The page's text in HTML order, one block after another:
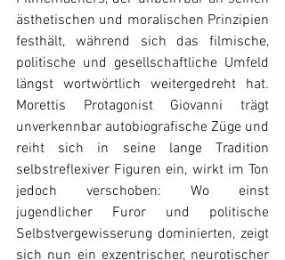
ästhetischen und moralischen Prinzipien
festhält, während sich das filmische,
politische und gesellschaftliche Umfeld
längst wortwörtlich weitergedreht hat.
Morettis Protagonist Giovanni trägt
unverkennbar autobiografische Züge und
reiht sich in seine lange Tradition
selbstreflexiver Figuren ein, wirkt im Ton
jedoch verschoben: Wo einst
jugendlicher Furor und politische
Selbstvergewisserung dominierten, zeigt
sich nun ein exzentrischer, neurotischer